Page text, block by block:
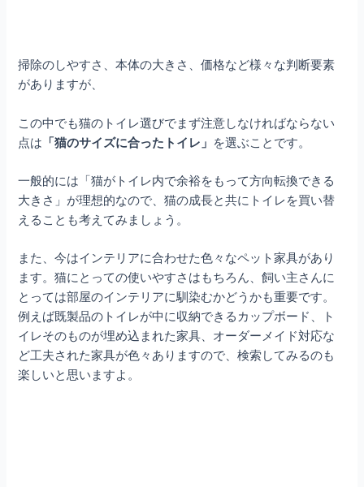
掃除のしやすさ、本体の大きさ、価格など様々な判断要素
がありますが、
この中でも猫のトイレ選びでまず注意しなければならない
点は 「猫のサイズに合ったトイレ」 を選ぶことです。
一般的には「猫がトイレ内で余裕をもって方向転換できる
大きさ」が理想的なので、猫の成長と共にトイレを買い替
えることも考えてみましょう。
また、今はインテリアに合わせた色々なペット家具があり
ます。猫にとっての使いやすさはもちろん、飼い主さんに
とっては部屋のインテリアに馴染むかどうかも重要です。
例えば既製品のトイレが中に収納できるカップボード、ト
イレそのものが埋め込まれた家具、オーダーメイド対応な
ど工夫された家具が色々ありますので、検索してみるのも
楽しいと思いますよ。